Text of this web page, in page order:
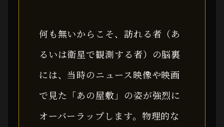
何も無いからこそ、訪れる者（あ
るいは衛星で観測する者）の脳裏
には、当時のニュース映像や映画
で見た「あの屋敷」の姿が強烈に
オーバーラップします。物理的な